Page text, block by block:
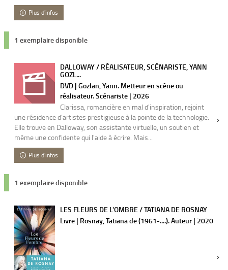
Plus d'infos
1 exemplaire disponible
DALLOWAY / RÉALISATEUR, SCÉNARISTE, YANN
GOZL...
DVD | Gozlan, Yann. Metteur en scène ou
réalisateur. Scénariste | 2026
Clarissa, romancière en mal d'inspiration, rejoint
une résidence d'artistes prestigieuse à la pointe de la technologie.
Elle trouve en Dalloway, son assistante virtuelle, un soutien et
même une confidente qui l'aide à écrire. Mais...
Plus d'infos
1 exemplaire disponible
LES FLEURS DE L'OMBRE / TATIANA DE ROSNAY
Livre | Rosnay, Tatiana de (1961-....). Auteur | 2020